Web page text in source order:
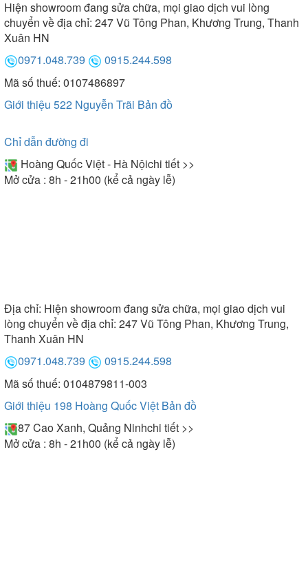
Hiện showroom đang sửa chữa, mọi giao dịch vui lòng
chuyển về địa chỉ: 247 Vũ Tông Phan, Khương Trung, Thanh
Xuân HN
0971.048.739
0915.244.598
Mã số thuế: 0107486897
Giới thiệu 522 Nguyễn Trãi Bản đồ
Chỉ dẫn đường đi
Hoàng Quốc Việt - Hà Nộichi tiết >>
Mở cửa : 8h - 21h00 (kể cả ngày lễ)
Địa chỉ: Hiện showroom đang sửa chữa, mọi giao dịch vui
lòng chuyển về địa chỉ: 247 Vũ Tông Phan, Khương Trung,
Thanh Xuân HN
0971.048.739
0915.244.598
Mã số thuế: 0104879811-003
Giới thiệu 198 Hoàng Quốc Việt Bản đồ
87 Cao Xanh, Quảng Ninhchi tiết >>
Mở cửa : 8h - 21h00 (kể cả ngày lễ)